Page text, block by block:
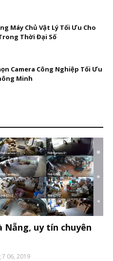
Máy Chủ Vật Lý Tối Ưu Cho
Thời Đại Số
Camera Công Nghiệp Tối Ưu
Minh
uy tín chuyên
7 06, 2019